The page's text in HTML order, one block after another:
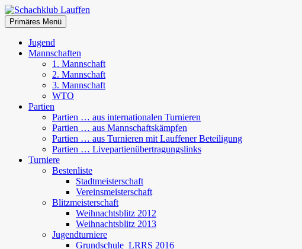
Zum
Inhalt
springen
Schachklub Lauffen
Suchen
Primäres Menü
Jugend
Mannschaften
1. Mannschaft
2. Mannschaft
3. Mannschaft
WTO
Partien
Partien … aus internationalen Turnieren
Partien … aus Mannschaftskämpfen
Partien … aus Turnieren mit Lauffener Beteiligung
Partien … Livepartienübertragungslinks
Turniere
Bestenliste
Stadtmeisterschaft
Vereinsmeisterschaft
Blitzmeisterschaft
Weihnachtsblitz 2012
Weihnachtsblitz 2013
Jugendturniere
Grundschule_LRRS 2016